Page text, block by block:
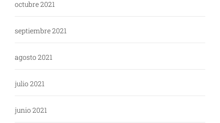
octubre 2021
septiembre 2021
agosto 2021
julio 2021
junio 2021